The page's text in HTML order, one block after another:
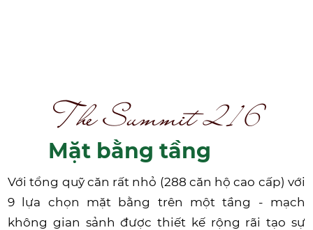
The Summit 216
Mặt bằng tầng
Với tổng quỹ căn rất nhỏ (288 căn hộ cao cấp) với
9 lựa chọn mặt bằng trên một tầng - mạch
không gian sảnh được thiết kế rộng rãi tạo sự